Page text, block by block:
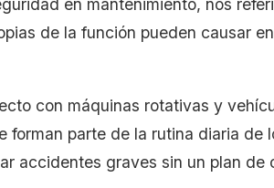
en mantenimiento, nos
de la función pueden causar
con máquinas rotativas y
forman parte de la rutina diaria de
accidentes graves sin un plan de